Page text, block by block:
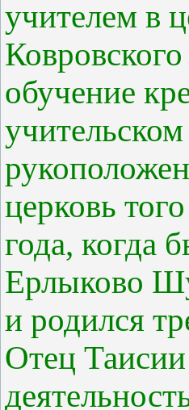
учителем в
обучение
церковь
года, когда
Ерлыково
и родился
Отец Таисии